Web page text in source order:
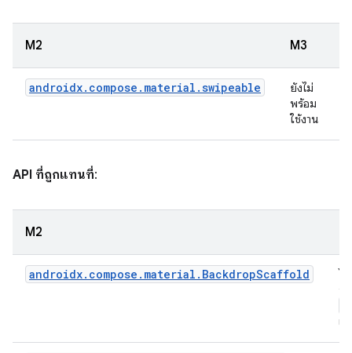
M2 M3
androidx.compose.material.swipeable
ยังไม่
พร้อม
ใช้งาน
API ที่ถูกแทนที่:
M2
androidx.compose.material.BackdropScaffold
ไ
ข้
แ